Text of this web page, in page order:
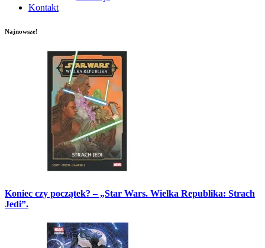
Kontakt
Najnowsze!
Koniec czy początek? – „Star Wars. Wielka Republika: Strach
Jedi”.